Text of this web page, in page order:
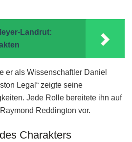
Landrut:
er als Wissenschaftler Daniel
Legal“ zeigte seine
Jede Rolle bereitete ihn auf
Reddington vor.
Charakters